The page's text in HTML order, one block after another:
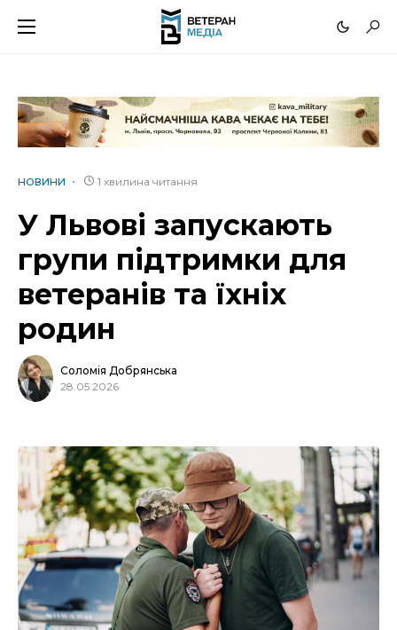
НОВИНИ 1 хвилина читання
У Львові запускають
групи підтримки для
ветеранів та їхніх
родин
Соломія Добрянська
28.05.2026